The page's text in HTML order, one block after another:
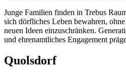
Junge Familien finden in Trebus
sich dörfliches Leben bewahren,
neuen Ideen einzuschränken.
und ehrenamtliches Engagement
Quolsdorf